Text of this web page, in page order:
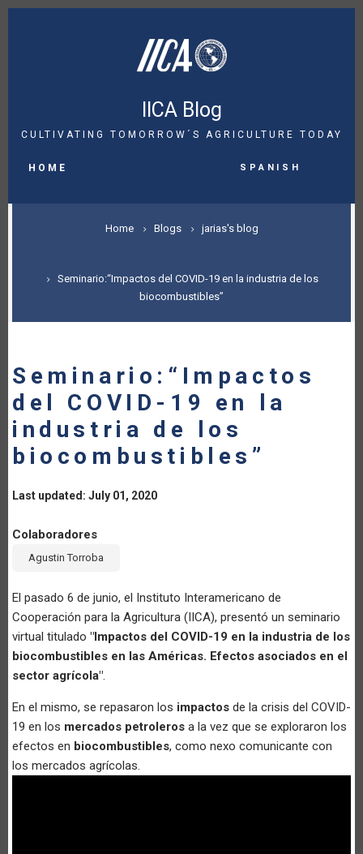
Skip
IICA Blog
CULTIVATING TOMORROW´S AGRICULTURE TODAY
NAVIGATION
HOME Spanish
BREADCRUMB
Home Blogs jarias's blog
Seminario:“Impactos del COVID-19 en la industria de los
biocombustibles”
Seminario:“Impactos
del COVID-19 en la
industria de los
biocombustibles”
Last updated: July 01, 2020
Colaboradores
Agustin Torroba
El pasado 6 de junio, el Instituto Interamericano de
Cooperación para la Agricultura (IICA), presentó un seminario
virtual titulado "Impactos del COVID-19 en la industria de los
biocombustibles en las Américas. Efectos asociados en el
sector agrícola".
En el mismo, se repasaron los impactos de la crisis del COVID-
19 en los mercados petroleros a la vez que se exploraron los
efectos en biocombustibles, como nexo comunicante con
los mercados agrícolas.